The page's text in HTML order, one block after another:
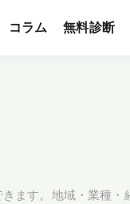
コラム 無料診断
ます。地域・業種・